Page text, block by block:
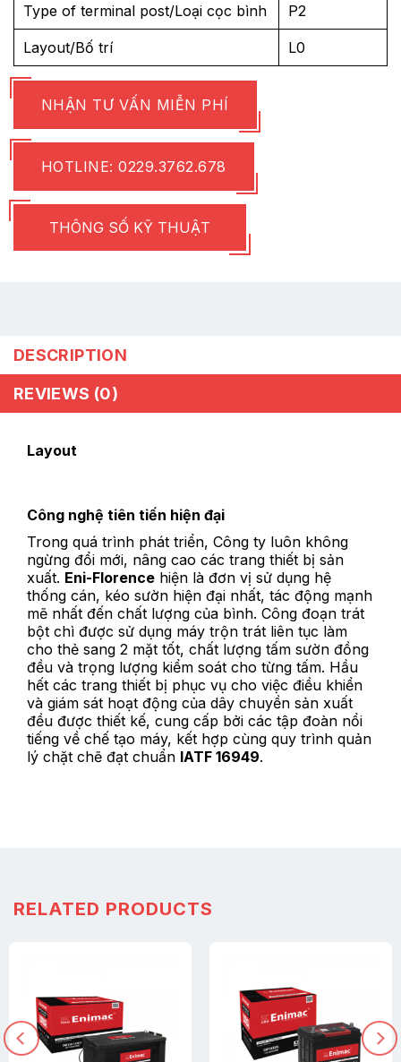
Type of terminal post/Loại cọc bình P2
Layout/Bố trí L0
NHẬN TƯ VẤN MIỄN PHÍ
HOTLINE: 0229.3762.678
THÔNG SỐ KỸ THUẬT
DESCRIPTION
REVIEWS (0)
Layout
Công nghệ tiên tiến hiện đại
Trong quá trình phát triển, Công ty luôn không
ngừng đổi mới, nâng cao các trang thiết bị sản
xuất. Eni-Florence hiện là đơn vị sử dụng hệ
thống cán, kéo sườn hiện đại nhất, tác động mạnh
mẽ nhất đến chất lượng của bình. Công đoạn trát
bột chì được sử dụng máy trộn trát liên tục làm
cho thẻ sang 2 mặt tốt, chất lượng tấm sườn đồng
đều và trọng lượng kiểm soát cho từng tấm. Hầu
hết các trang thiết bị phục vụ cho việc điều khiển
và giám sát hoạt động của dây chuyền sản xuất
đều được thiết kế, cung cấp bởi các tập đoàn nổi
tiếng về chế tạo máy, kết hợp cùng quy trình quản
lý chặt chẽ đạt chuẩn IATF 16949.
RELATED PRODUCTS